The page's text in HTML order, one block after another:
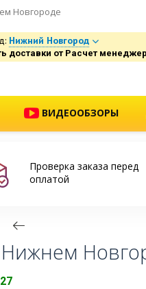
Новгороде
Нижний Новгород
доставки от Расчет
ВИДЕООБЗОРЫ
Проверка заказа перед
оплатой